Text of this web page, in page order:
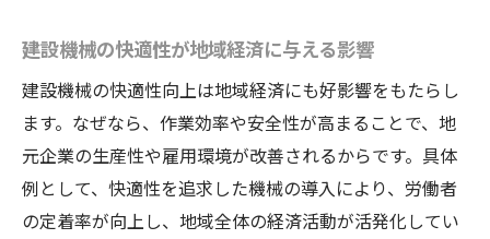
諏訪市末広の現場で進化する建設機械の新
技術
地元産業に広がる建設機械快適化の最新事
例
建設機械の技術革新が地域に与える具体的
影響
建設機械の快適性が地域経済に与える影響
建設機械の快適性向上は地域経済にも好影響をもたらし
ます。なぜなら、作業効率や安全性が高まることで、地
元企業の生産性や雇用環境が改善されるからです。具体
例として、快適性を追求した機械の導入により、労働者
の定着率が向上し、地域全体の経済活動が活発化してい